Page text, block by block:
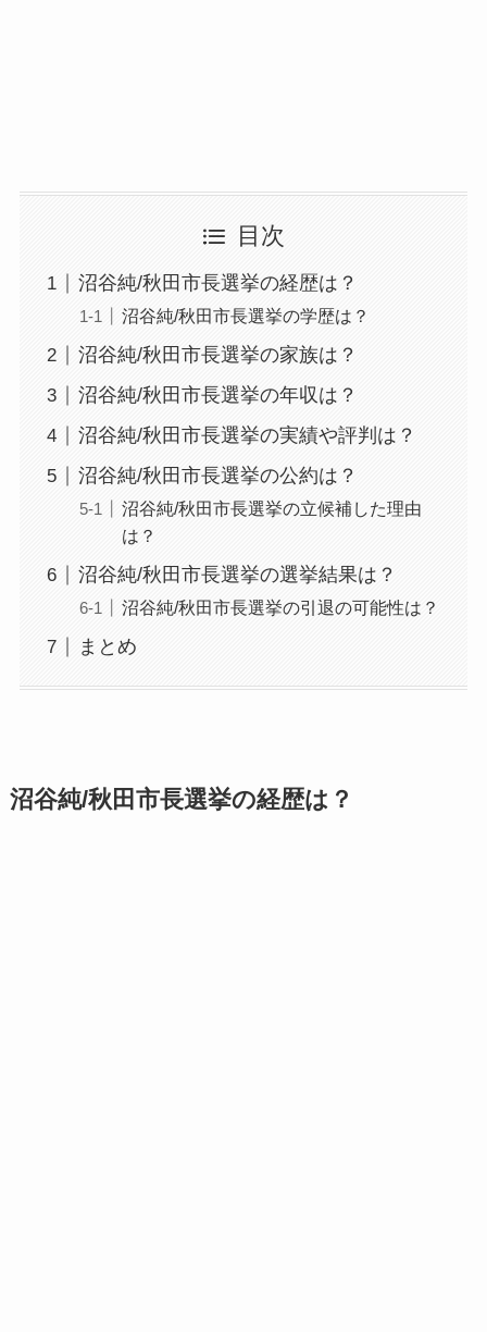
目次
沼谷純/秋田市長選挙の経歴は？
沼谷純/秋田市長選挙の学歴は？
沼谷純/秋田市長選挙の家族は？
沼谷純/秋田市長選挙の年収は？
沼谷純/秋田市長選挙の実績や評判は？
沼谷純/秋田市長選挙の公約は？
沼谷純/秋田市長選挙の立候補した理由
は？
沼谷純/秋田市長選挙の選挙結果は？
沼谷純/秋田市長選挙の引退の可能性は？
まとめ
沼谷純/秋田市長選挙の経歴は？